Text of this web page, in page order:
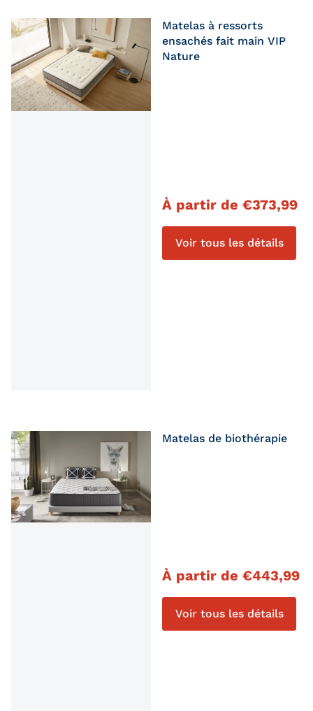
Matelas à ressorts
ensachés fait main VIP
Nature
Prix régulier
À partir de €373,99
Voir tous les détails
Matelas de biothérapie
Prix régulier
À partir de €443,99
Voir tous les détails